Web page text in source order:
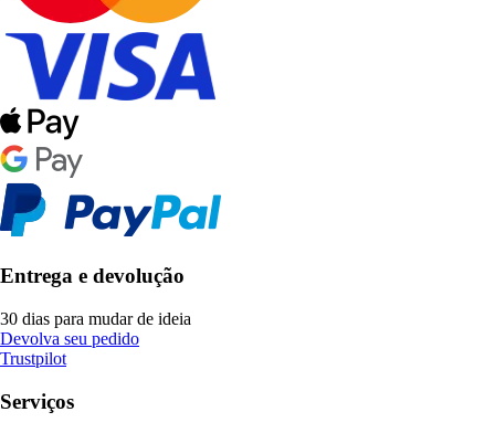
Entrega e devolução
30 dias para mudar de ideia
Devolva seu pedido
Trustpilot
Serviços